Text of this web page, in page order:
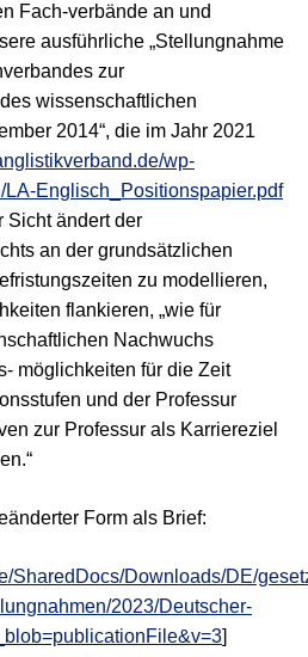
Fach-verbände an und
ausführliche „Stellungnahme
zur
wissenschaftlichen
2014“, die im Jahr 2021
wp-
Englisch_Positionspapier.pdf
Sicht ändert der
an der grundsätzlichen
zu modellieren,
flankieren, „wie für
Nachwuchs
möglichkeiten für die Zeit
und der Professur
zur Professur als Karriereziel
Form als Brief:
SharedDocs/Downloads/DE/
2023/Deutscher-
]